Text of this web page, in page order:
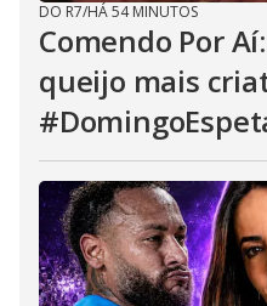
DO R7/HÁ 54 MINUTOS
Comendo Por
queijo mais